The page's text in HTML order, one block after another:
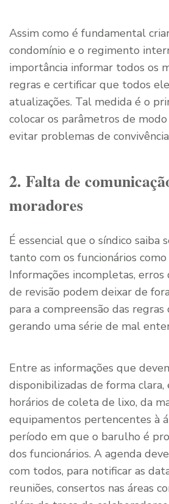
Assim como é fundamental
condomínio e o regimento
importância informar todos os
regras e certificar que todos
atualizações. Tal medida é o
colocar os parâmetros de
evitar problemas de
2. Falta de
moradores
É essencial que o síndico saiba
tanto com os funcionários
Informações incompletas,
de revisão podem deixar de
para a compreensão das regras
gerando uma série de mal
Entre as informações que
disponibilizadas de forma clara,
horários de coleta de lixo, da
equipamentos pertencentes à
período em que o barulho é
dos funcionários. A agenda
com todos, para notificar as
reuniões, consertos nas áreas